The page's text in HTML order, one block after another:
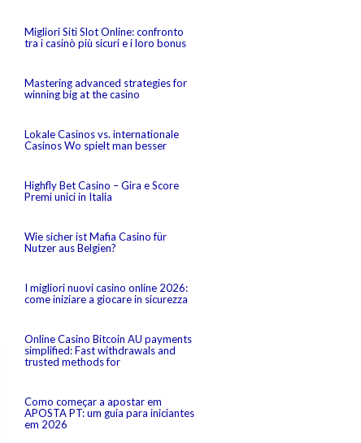
Migliori Siti Slot Online: confronto
tra i casinò più sicuri e i loro bonus
Mastering advanced strategies for
winning big at the casino
Lokale Casinos vs. internationale
Casinos Wo spielt man besser
Highfly Bet Casino – Gira e Score
Premi unici in Italia
Wie sicher ist Mafia Casino für
Nutzer aus Belgien?
I migliori nuovi casino online 2026:
come iniziare a giocare in sicurezza
Online Casino Bitcoin AU payments
simplified: Fast withdrawals and
trusted methods for
Como começar a apostar em
APOSTA PT: um guia para iniciantes
em 2026